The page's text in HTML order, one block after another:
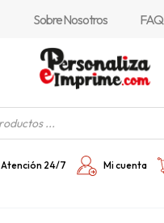
Sobre Nosotros FAQ
Atención 24/7 Mi cuenta